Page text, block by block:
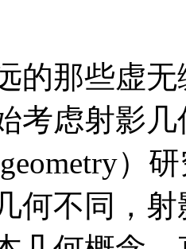
的那些虚
考虑射影
geometry）
何不同，